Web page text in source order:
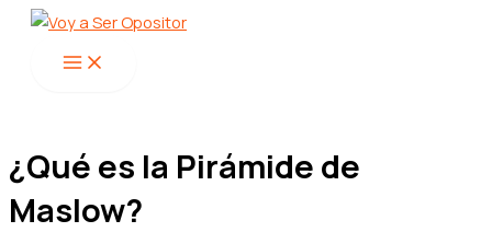
contenido
Menu
¿Qué es la Pirámide de
Maslow?